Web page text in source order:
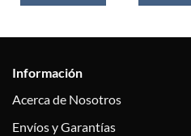
Información
Acerca de Nosotros
Envíos y Garantías